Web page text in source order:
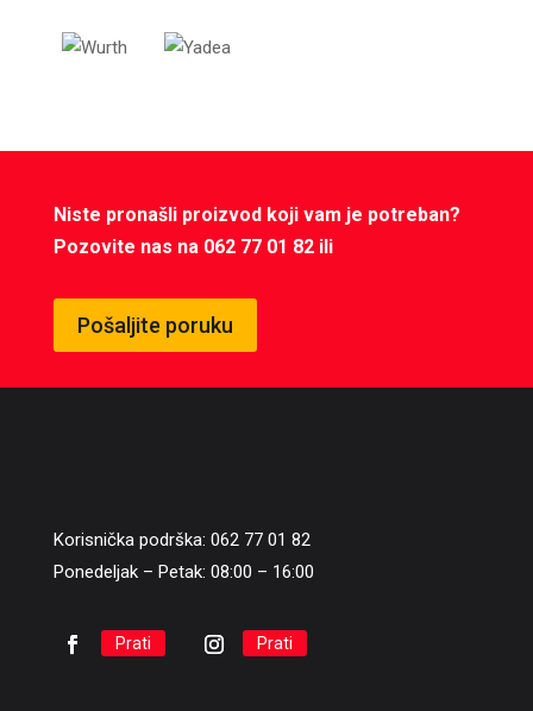
Niste pronašli proizvod koji vam je potreban?
Pozovite nas na 062 77 01 82 ili
Pošaljite poruku
Korisnička podrška: 062 77 01 82
Ponedeljak – Petak: 08:00 – 16:00
Prati Prati